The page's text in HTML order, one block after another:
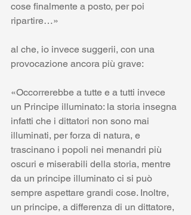
cose finalmente a posto, per poi
ripartire…»
al che, io invece suggerii, con una
provocazione ancora più grave:
«Occorrerebbe a tutte e a tutti invece
un Principe illuminato: la storia insegna
infatti che i dittatori non sono mai
illuminati, per forza di natura, e
trascinano i popoli nei menandri più
oscuri e miserabili della storia, mentre
da un principe illuminato ci si può
sempre aspettare grandi cose. Inoltre,
un principe, a differenza di un dittatore,